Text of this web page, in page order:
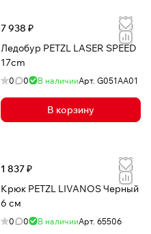
7 938 ₽
Ледобур PETZL LASER SPEED
17cm
0 0 В наличииАрт. G051AA01
В корзину
1 837 ₽
Крюк PETZL LIVANOS Черный
6 см
0 0 В наличииАрт. 65506